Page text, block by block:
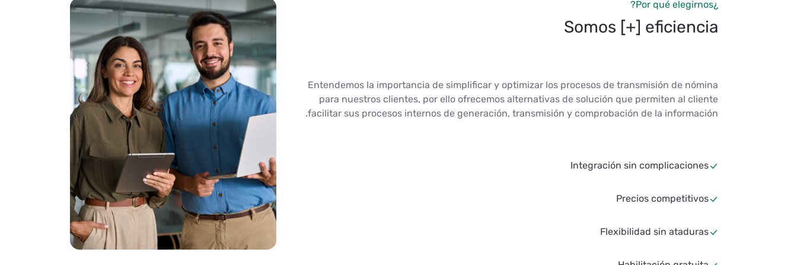
¿Por qué elegirnos?
Somos [+] eficiencia
Entendemos la importancia de simplificar y optimizar los procesos de transmisión de nómina
para nuestros clientes, por ello ofrecemos alternativas de solución que permiten al cliente
facilitar sus procesos internos de generación, transmisión y comprobación de la información.
Integración sin complicaciones
Precios competitivos
Flexibilidad sin ataduras